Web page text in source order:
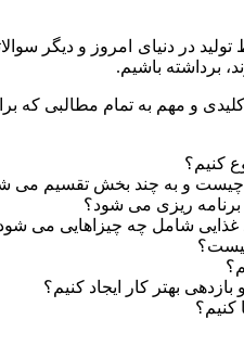
در دنیای امروز و دیگر
برداشته باشیم.
و مهم به تمام مطالبی که
کنیم؟
چیست و به چند بخش تقسیم می
ریزی می شود؟
غذایی شامل چه چیزاهایی می
بهتر کار ایجاد کنیم؟
کنیم؟